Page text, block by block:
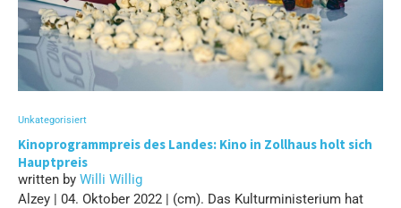
Unkategorisiert
Kinoprogrammpreis des Landes: Kino in Zollhaus holt sich
Hauptpreis
written by Willi Willig
Alzey | 04. Oktober 2022 | (cm). Das Kulturministerium hat